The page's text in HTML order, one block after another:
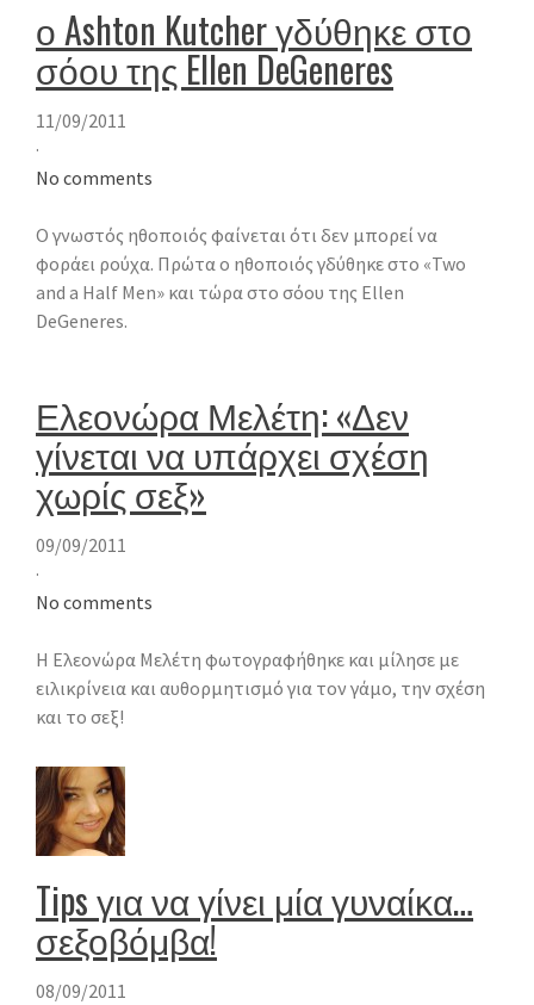
ο Ashton Kutcher γδύθηκε στο
σόου της Ellen DeGeneres
11/09/2011
·
No comments
Ο γνωστός ηθοποιός φαίνεται ότι δεν μπορεί να
φοράει ρούχα. Πρώτα ο ηθοποιός γδύθηκε στο «Two
and a Half Men» και τώρα στο σόου της Ellen
DeGeneres.
Ελεονώρα Μελέτη: «Δεν
γίνεται να υπάρχει σχέση
χωρίς σεξ»
09/09/2011
·
No comments
Η Ελεονώρα Μελέτη φωτογραφήθηκε και μίλησε με
ειλικρίνεια και αυθορμητισμό για τον γάμο, την σχέση
και το σεξ!
Tips για να γίνει μία γυναίκα…
σεξοβόμβα!
08/09/2011